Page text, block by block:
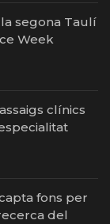
segona Taulí
Week
clínics
fons per
del